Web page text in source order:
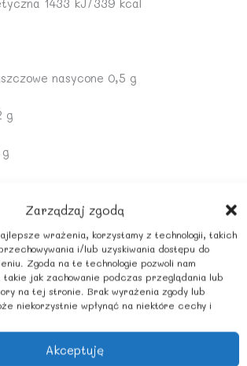
Zarządzaj zgodą
wrażenia, korzystamy z technologii, takich
i/lub uzyskiwania dostępu do
Zgoda na te technologie pozwoli nam
jak zachowanie podczas przeglądania lub
na tej stronie. Brak wyrażenia zgody lub
niekorzystnie wpłynąć na niektóre cechy i
Akceptuję
1433 kJ/339 kcal
nasycone 0,5 g
g
ORZESZKI ZIEMNE, ORZECHY,
SOJĘ.